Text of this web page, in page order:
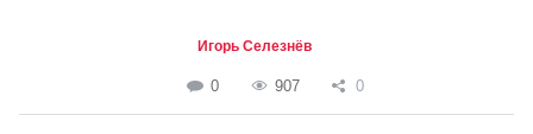
Игорь Селезнёв
0 907 0